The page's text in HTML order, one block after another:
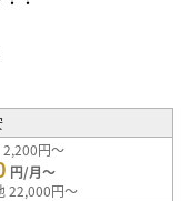
2,200円～
円/月～
22,000円～